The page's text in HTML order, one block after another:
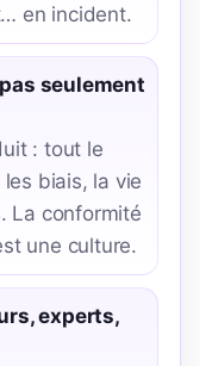
en incident.
seulement
: tout le
biais, la vie
La conformité
une culture.
experts,